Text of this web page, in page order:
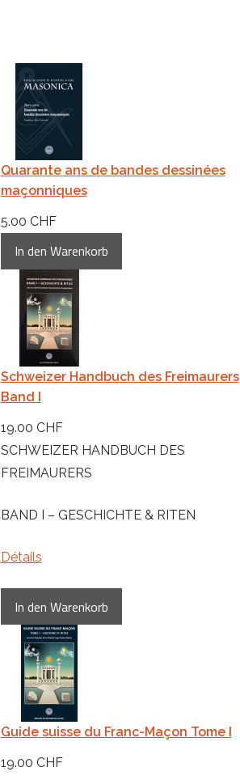
Quarante ans de bandes dessinées
maçonniques
5.00 CHF
Schweizer Handbuch des Freimaurers
Band I
19.00 CHF
SCHWEIZER HANDBUCH DES
FREIMAURERS
BAND I – GESCHICHTE & RITEN
Détails
Guide suisse du Franc-Maçon Tome I
19.00 CHF